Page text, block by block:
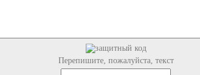
Перепишите, пожалуйста, текст